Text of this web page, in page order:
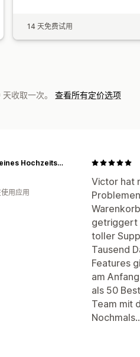
14 天免费试用
收取一次。 查看所有定价选项
Victor hat
getriggert
toller
Tausend
Features
am
als 50
Team mit
Mein kleines Hochzeitsbüro
用应用